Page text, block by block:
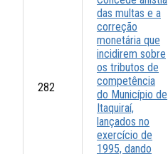
282
das multas e a
correção
monetária que
incidirem sobre
os tributos de
competência
do Município de
Itaquiraí,
lançados no
exercício de
1995, dando